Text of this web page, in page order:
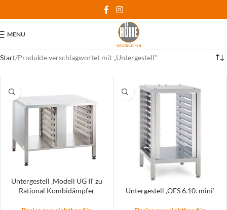
MENU
Start Produkte verschlagwortet mit „Untergestell“
Untergestell ‚Modell UG II‘ zu
Rational Kombidämpfer
Untergestell ‚OES 6.10. mini‘